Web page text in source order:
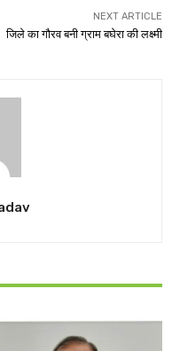
NEXT ARTICLE
जिले का गौरव बनी ग्राम बघेरा की लक्ष्मी